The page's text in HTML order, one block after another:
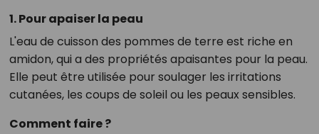
1. Pour apaiser la peau
L'eau de cuisson des pommes de terre est riche en
amidon, qui a des propriétés apaisantes pour la peau.
Elle peut être utilisée pour soulager les irritations
cutanées, les coups de soleil ou les peaux sensibles.
Comment faire ?